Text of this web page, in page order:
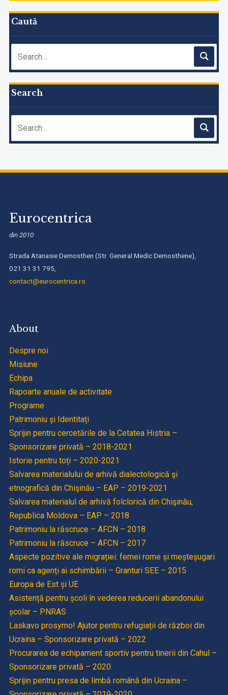
Caută
Search
Eurocentrica
din 2010
Strada Atanasie Demosthen (Str. General Medic Demosthene),
021 31 31 795,
contact@eurocentrica.ro
About
Despre noi
Misiune
Echipa
Rapoarte anuale de activitate
Programe
Patrimoniu și Identitați
Sprijin pentru cercetările de la Cetatea Histria –
Sponsorizare privată – 2018-2021
Istorie pentru toți – 2020-2021
Salvarea materialului de arhivă dialectologică şi
etnografică din Chişinău – EAP – 2019-2021
Salvarea materialul de arhivă folclorică din Chişinău,
Republica Moldova – EAP – 2018
Patrimoniu la răscruce – AFCN – 2018
Patrimoniu la răscruce – AFCN – 2017
Aspecte pozitive ale migrației: femei rome și meșteșugari
romi ca agenți ai schimbării – Granturi SEE – 2015
Europa de Est și UE
Asistență pentru școli în vederea reducerii abandonului
școlar – PNRAS
Laskavo prosymo! Ajutor pentru refugiații de război din
Ucraina – Sponsorizare privată – 2022
Procurarea de echipament sportiv pentru tinerii din Cahul –
Sponsorizare privată – 2020
Sprijin pentru presa de limbă română din Ucraina –